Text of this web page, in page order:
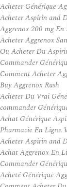
Acheter Générique
Acheter Aspirin and
Aggrenox 200 mg En
Acheter Aggrenox
Ou Acheter Du
Commander
Comment Acheter
Buy Aggrenox Rush
Acheter Du Vrai
commander
Achat Générique
Pharmacie En Ligne
Acheter Aspirin and
Achat Aggrenox En
Commander
Acheté Générique